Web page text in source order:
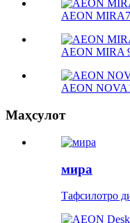
AEON MIRA7
AEON MIRA
AEON
Маҳсулот
мира
Тафсилотро